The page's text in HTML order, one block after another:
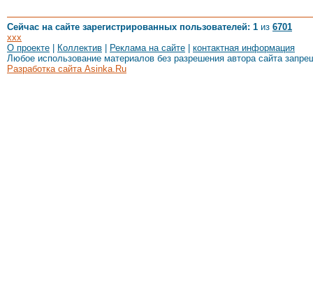
Сейчас на сайте зарегистрированных пользователей: 1 из 6701
xxx
О проекте
Коллектив Реклама на сайте
контактная информация
Любое использование материалов без разрешения автора сайта
Разработка сайта Asinka.Ru